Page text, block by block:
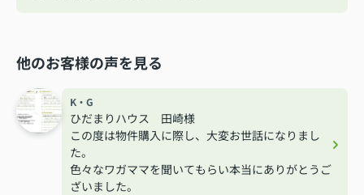
他のお客様の声を見る
K・G
ひだまりハウス 田崎様
この度は物件購入に際し、大変お世話になりまし
た。
色々なワガママを聞いてもらい本当にありがとうご
ざいました。